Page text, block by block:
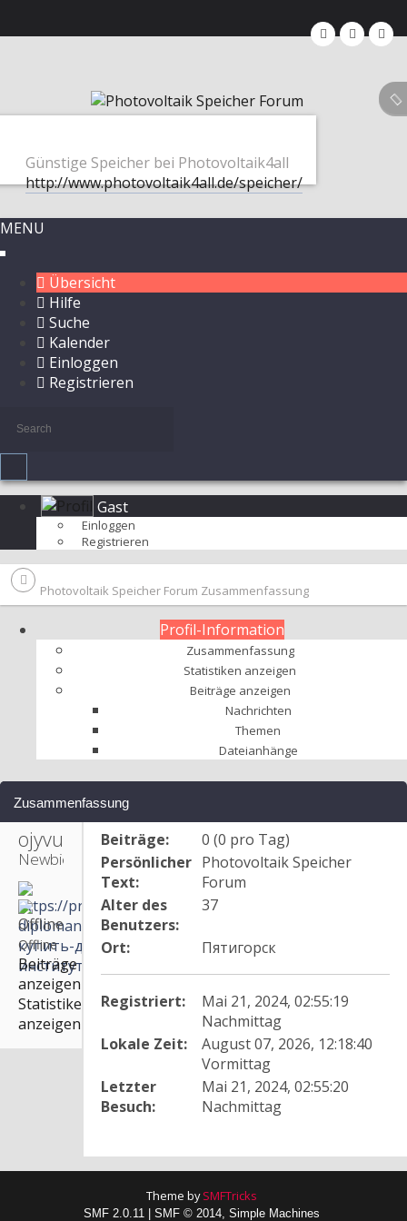
Günstige Speicher bei Photovoltaik4all
http://www.photovoltaik4all.de/speicher/
MENU
Übersicht
Hilfe
Suche
Kalender
Einloggen
Registrieren
Gast
Einloggen
Registrieren
Photovoltaik Speicher Forum Zusammenfassung
Profil-Information
Zusammenfassung
Statistiken anzeigen
Beiträge anzeigen
Nachrichten
Themen
Dateianhänge
Zusammenfassung
Newbie
Offline
Beiträge
anzeigen
Statistiken
anzeigen
Beiträge:
0 (0 pro Tag)
Persönlicher
Text:
Photovoltaik Speicher
Forum
Alter des
Benutzers:
37
Ort: Пятигорск
Registriert:
Mai 21, 2024, 02:55:19
Nachmittag
Lokale Zeit:
August 07, 2026, 12:18:40
Vormittag
Letzter
Besuch:
Mai 21, 2024, 02:55:20
Nachmittag
Theme bySMFTricks
SMF 2.0.11| SMF © 2014, Simple Machines